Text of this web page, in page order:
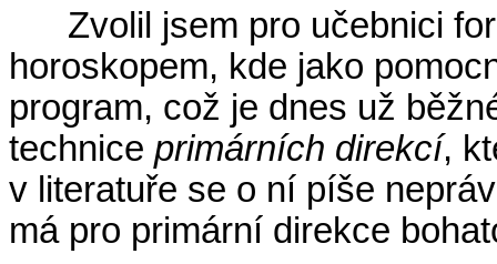
Zvolil jsem pro učebnici
horoskopem, kde jako
program, což je dnes už
technice primárních direkcí,
v literatuře se o ní píše
má pro primární direkce